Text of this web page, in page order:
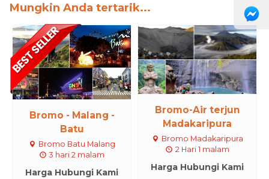
Mungkin Anda tertarik...
Bromo - Malang -
Batu
Bromo Batu Malang
3 hari 2 malam
Harga Hubungi Kami
Bromo-Air terjun
Madakaripura
Bromo Madakaripura
2 Hari 1 malam
Harga Hubungi Kami